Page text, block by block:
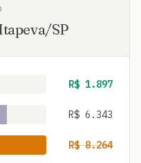
/SP
R$ 1.897
R$ 6.343
R$8.264